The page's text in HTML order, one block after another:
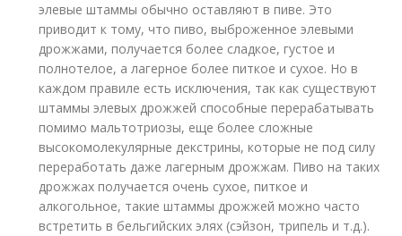
элевые штаммы обычно оставляют в пиве. Это
приводит к тому, что пиво, выброженное элевыми
дрожжами, получается более сладкое, густое и
полнотелое, а лагерное более питкое и сухое. Но в
каждом правиле есть исключения, так как существуют
штаммы элевых дрожжей способные перерабатывать
помимо мальтотриозы, еще более сложные
высокомолекулярные декстрины, которые не под силу
переработать даже лагерным дрожжам. Пиво на таких
дрожжах получается очень сухое, питкое и
алкогольное, такие штаммы дрожжей можно часто
встретить в бельгийских элях (сэйзон, трипель и т.д.).